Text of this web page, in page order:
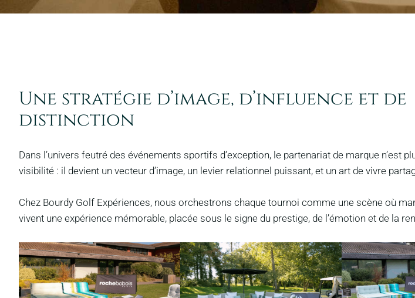
Une stratégie d’image, d’influence et de
distinction
Dans l’univers feutré des événements sportifs d’exception, le partenariat de marque n’est
visibilité : il devient un vecteur d’image, un levier relationnel puissant, et un art de vivre
Chez Bourdy Golf Expériences, nous orchestrons chaque tournoi comme une scène où
vivent une expérience mémorable, placée sous le signe du prestige, de l’émotion et de la